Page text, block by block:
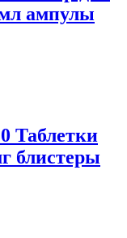
ампулы
блистеры